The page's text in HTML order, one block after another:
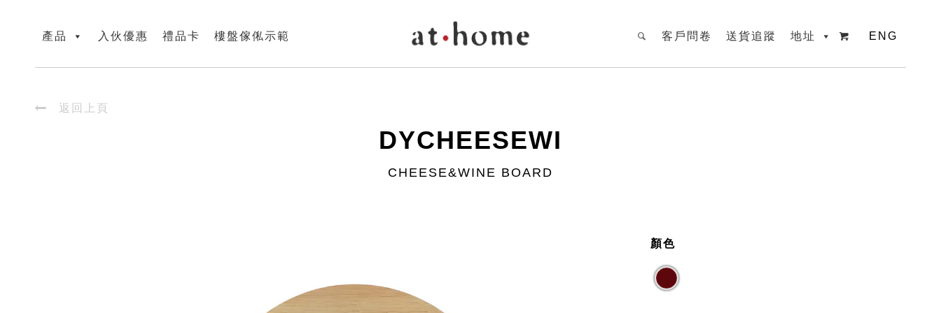
產品 入伙優惠 禮品卡 樓盤傢俬示範 
地址
送貨追蹤
客戶問卷 ENG
 返回上頁
DYCHEESEWI
CHEESE&WINE BOARD
顏色